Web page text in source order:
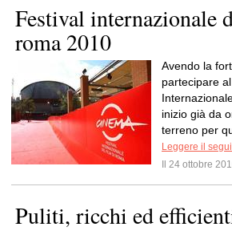
Festival internazionale
roma 2010
Avendo la
partecipare
inizio già da
terreno per
Leggere il
Il 24 ottobre
Puliti, ricchi ed